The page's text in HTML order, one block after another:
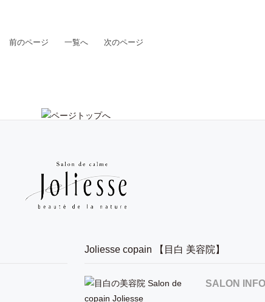
前のページ 一覧へ 次のページ
Joliesse copain 【目白 美容院】
SALON INFO